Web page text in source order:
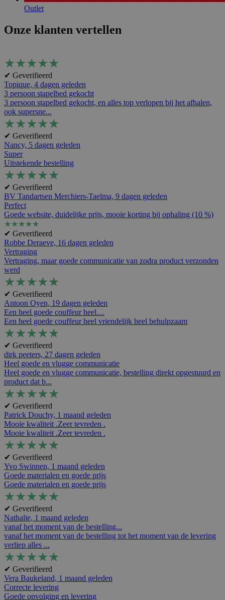
Outlet
Onze klanten vertellen
★★★★★
✔ Geverifieerd
Topique, 4 dagen geleden
3 persoon stapelbed gekocht
3 persoon stapelbed gekocht, en alles top verlopen bij het afhalen,
ook supersne...
★★★★★
✔ Geverifieerd
Nancy, 5 dagen geleden
Super
Uitstekende bestelling
★★★★★
✔ Geverifieerd
BV Tandartsen Merchiers-Taelma, 9 dagen geleden
Perfect
Goede website, duidelijke prijs, mooie korting bij ophaling (10 %)
★★★★★
✔ Geverifieerd
Robbe Deraeve, 16 dagen geleden
Vertraging
Vertraging, maar goede communicatie van zodra product verzonden
werd
★★★★★
✔ Geverifieerd
Antoon Oyen, 19 dagen geleden
Een heel goede couffeur heel…
Een heel goede couffeur heel vriendelijk heel behulpzaam
★★★★★
✔ Geverifieerd
dirk peeters, 27 dagen geleden
Heel goede en vlugge communicatie
Heel goede en vlugge communicatie, bestelling direkt opgestuurd en
product dat b...
★★★★★
✔ Geverifieerd
Patrick Douchy, 1 maand geleden
Mooie kwaliteit .Zeer tevreden .
Mooie kwaliteit .Zeer tevreden .
★★★★★
✔ Geverifieerd
Yvo Swinnen, 1 maand geleden
Goede materialen en goede prijs
Goede materialen en goede prijs
★★★★★
✔ Geverifieerd
Nathalie, 1 maand geleden
vanaf het moment van de bestelling...
vanaf het moment van de bestelling tot het moment van de levering
verliep alles ...
★★★★★
✔ Geverifieerd
Vera Baukeland, 1 maand geleden
Correcte levering
Goede opvolging en levering